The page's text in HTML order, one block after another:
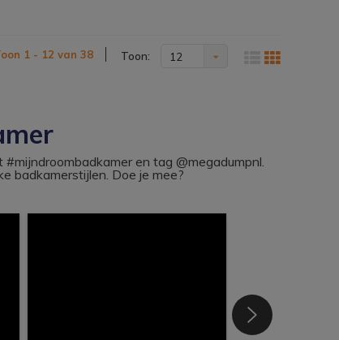
1 - 12 van 38 Toon: 12
en tag @megadumpnl.
badkamerstijlen. Doe je mee?